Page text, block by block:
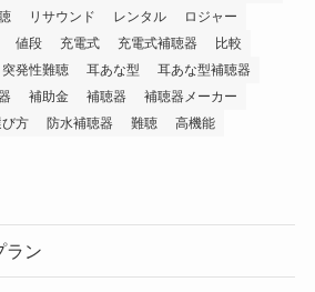
リサウンド レンタル
ロジャー
値段 充電式 充電式補聴器
比較
突発性難聴 耳あな型
耳あな型補聴器
補助金 補聴器
補聴器メーカー
方 防水補聴器 難聴 高機能
ラン